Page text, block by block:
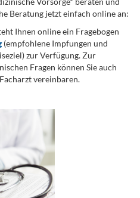
Beratung jetzt einfach online an:
Ihnen online ein Fragebogen
(empfohlene Impfungen und
zur Verfügung. Zur
Fragen können Sie auch
vereinbaren.